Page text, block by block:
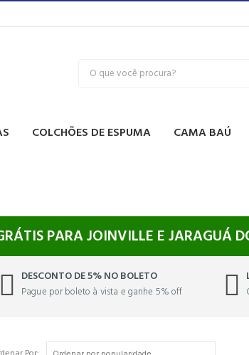
COLCHÕES DE ESPUMA CAMA BAÚ
PARA JOINVILLE E JARAGUÁ
DESCONTO DE 5% NO BOLETO
Pague por boleto à vista e ganhe 5% off